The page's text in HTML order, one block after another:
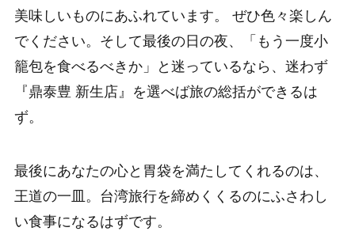
美味しいものにあふれています。 ぜひ色々楽しん
でください。そして最後の日の夜、「もう一度小
籠包を食べるべきか」と迷っているなら、迷わず
『鼎泰豊 新生店』を選べば旅の総括ができるは
ず。
最後にあなたの心と胃袋を満たしてくれるのは、
王道の一皿。台湾旅行を締めくくるのにふさわし
い食事になるはずです。